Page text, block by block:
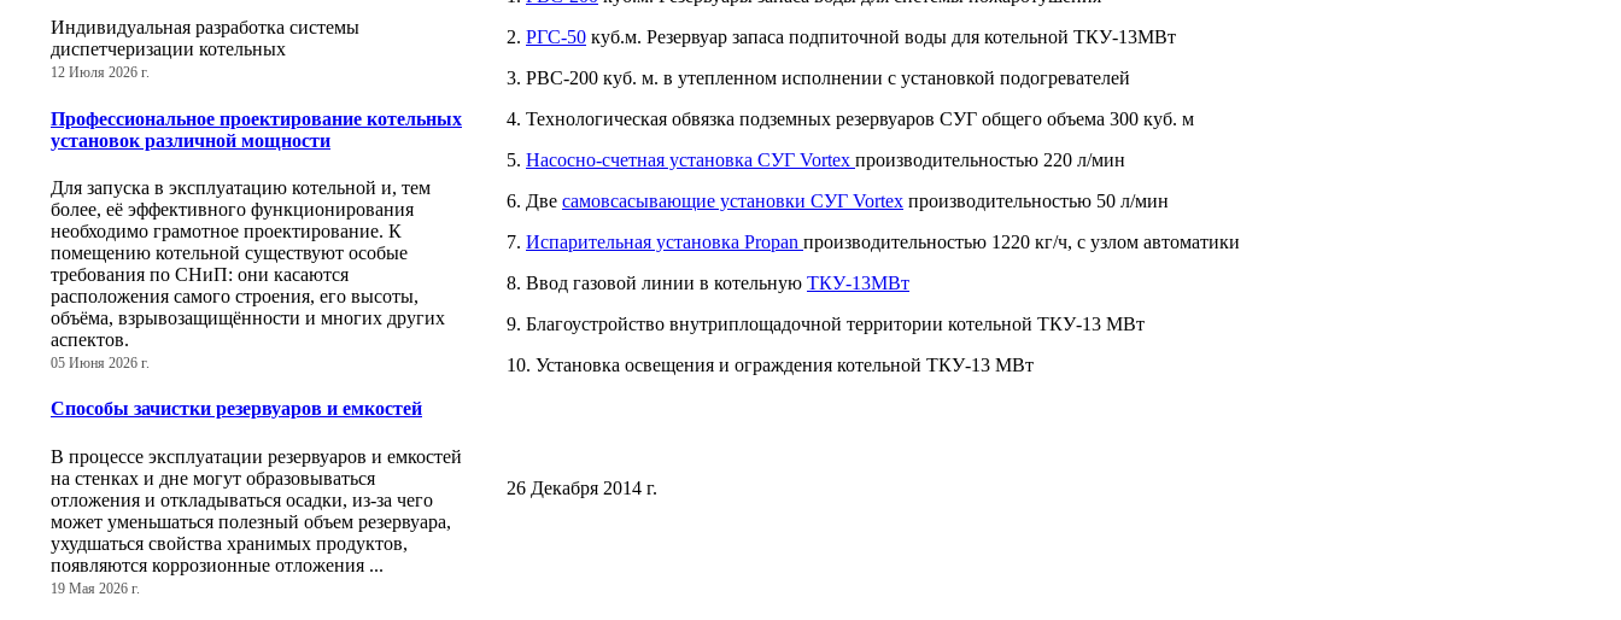
Индивидуальная разработка системы
диспетчеризации котельных
12 Июля 2026 г.
Профессиональное проектирование котельных
установок различной мощности
Для запуска в эксплуатацию котельной и, тем
более, её эффективного функционирования
необходимо грамотное проектирование. К
помещению котельной существуют особые
требования по СНиП: они касаются
расположения самого строения, его высоты,
объёма, взрывозащищённости и многих других
аспектов.
05 Июня 2026 г.
Способы зачистки резервуаров и емкостей
В процессе эксплуатации резервуаров и емкостей
на стенках и дне могут образовываться
отложения и откладываться осадки, из-за чего
может уменьшаться полезный объем резервуара,
ухудшаться свойства хранимых продуктов,
появляются коррозионные отложения ...
19 Мая 2026 г.
2. РГС-50 куб.м. Резервуар запаса подпиточной воды для котельной ТКУ-13МВт
3. РВС-200 куб. м. в утепленном исполнении с установкой подогревателей
4. Технологическая обвязка подземных резервуаров СУГ общего объема 300 куб. м
5. Насосно-счетная установка СУГ Vortex производительностью 220 л/мин
6. Две самовсасывающие установки СУГ Vortex производительностью 50 л/мин
7. Испарительная установка Propan производительностью 1220 кг/ч, с узлом автоматики
8. Ввод газовой линии в котельную ТКУ-13МВт
9. Благоустройство внутриплощадочной территории котельной ТКУ-13 МВт
10. Установка освещения и ограждения котельной ТКУ-13 МВт
26 Декабря 2014 г.